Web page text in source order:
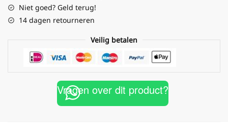
Niet goed? Geld terug!
14 dagen retourneren
Veilig betalen
Vragen over dit product?